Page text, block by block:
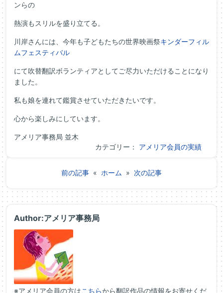
ンらの
熱演もスリルを盛り立てる。
川岸さんには、今年も子どもたちの世界映画祭キンダーフィル
ムフェスティバル
にて吹替翻訳ボランティアとしてご尽力いただけることになり
ました。
私も娘を連れて鑑賞させていただきたいです。
心から楽しみにしています。
アメリア事務局 並木
カテゴリー： アメリア会員の実績
前の記事 « ホーム » 次の記事
Author:アメリア事務局
※アメリア会員の方はこちらから翻訳作品の情報をお寄せくだ